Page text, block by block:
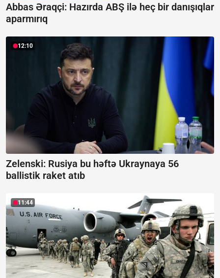
Abbas Əraqçi: Hazırda ABŞ ilə heç bir danışıqlar
aparmırıq
12:10
Zelenski: Rusiya bu həftə Ukraynaya 56
ballistik raket atıb
11:44